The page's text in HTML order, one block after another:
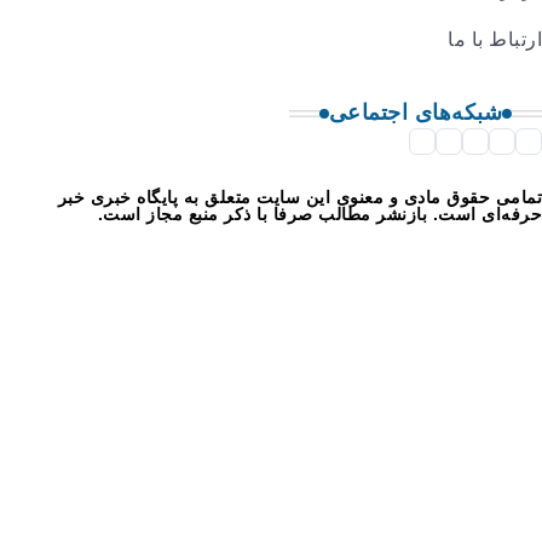
ما
اجتماعی
مادی و معنوی این سایت متعلق به پایگاه خبری خبر
بازنشر مطالب صرفا با ذکر منبع مجاز است.